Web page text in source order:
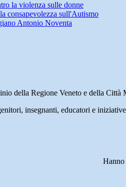
la violenza sulle donne
consapevolezza sull'Autismo
Antonio Noventa
della Regione Veneto e della
insegnanti, educatori e